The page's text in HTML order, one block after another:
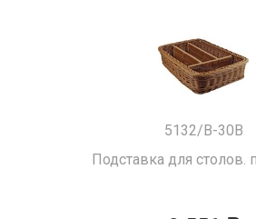
5132/B-30B
Подставка для столов.